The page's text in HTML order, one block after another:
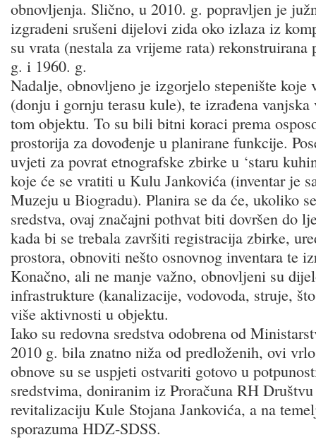
obnovljenja. Slično, u 2010. g. popravljen je
izgradeni srušeni dijelovi zida oko izlaza iz
su vrata (nestala za vrijeme rata)
g. i 1960. g.
Nadalje, obnovljeno je izgorjelo stepenište koje
(donju i gornju terasu kule), te izrađena
tom objektu. To su bili bitni koraci prema
prostorija za dovođenje u planirane funkcije.
uvjeti za povrat etnografske zbirke u ‘staru
koje će se vratiti u Kulu Jankovića (inventar je
Muzeju u Biogradu). Planira se da će, ukoliko
sredstva, ovaj značajni pothvat biti dovršen do
kada bi se trebala završiti registracija zbirke,
prostora, obnoviti nešto osnovnog inventara te
Konačno, ali ne manje važno, obnovljeni su
infrastrukture (kanalizacije, vodovoda, struje,
više aktivnosti u objektu.
Iako su redovna sredstva odobrena od
2010 g. bila znatno niža od predloženih, ovi
obnove su se uspjeti ostvariti gotovo u
sredstvima, doniranim iz Proračuna RH
revitalizaciju Kule Stojana Jankovića, a na
sporazuma HDZ-SDSS.